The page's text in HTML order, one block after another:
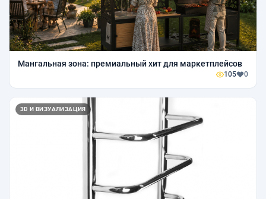
Мангальная зона: премиальный хит для маркетплейсов
105 0
3D И ВИЗУАЛИЗАЦИЯ